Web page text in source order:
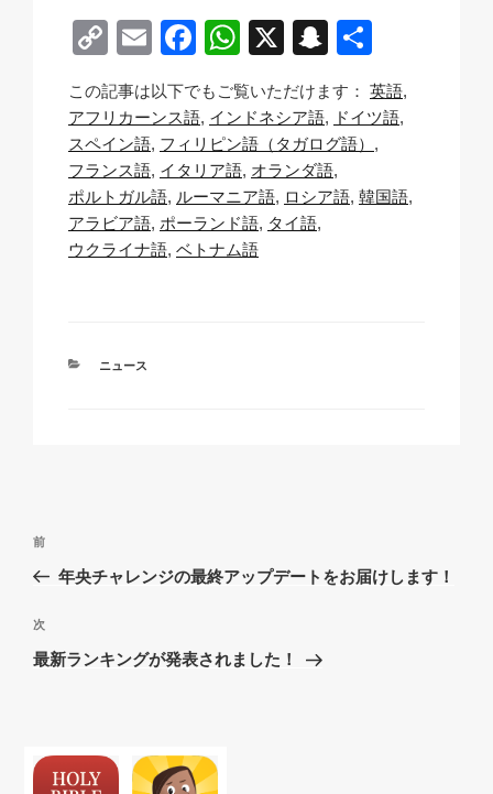
C
o
p
y
Li
n
k
E
m
ail
F
c
e
b
o
o
W
h
at
s
A
p
p
X
S
a
p
c
h
有
この記事は以下でもご覧いただけます： 英語
アフリカーンス語 インドネシア語
ドイツ語
スペイン語 フィリピン語（タガログ語）
フランス語 イタリア語 オランダ語
ポルトガル語 ルーマニア語 ロシア語 韓国語
アラビア語 ポーランド語 タイ語
ウクライナ語 ベトナム語
カ
ニュース
投
ビ
ゲ
ン
過
去
投
稿
前
年央チャレンジの最終アップデートをお届けします！
次
の
次
最新ランキングが発表されました！